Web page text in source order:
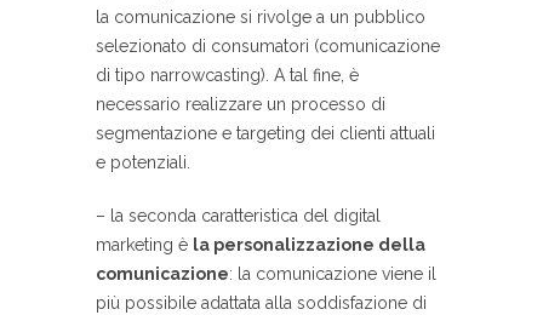
la comunicazione si rivolge a un pubblico
selezionato di consumatori (comunicazione
di tipo narrowcasting). A tal fine, è
necessario realizzare un processo di
segmentazione e targeting dei clienti attuali
e potenziali.
– la seconda caratteristica del digital
marketing è la personalizzazione della
comunicazione: la comunicazione viene il
più possibile adattata alla soddisfazione di